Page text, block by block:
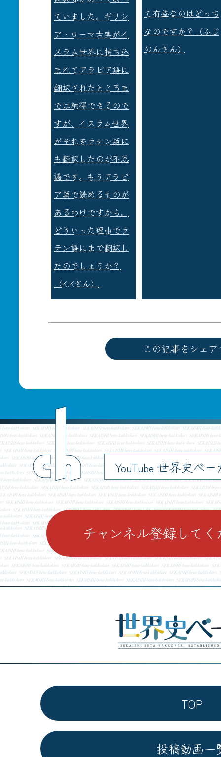
ていました。ギリシ
ア・ローマ古典がイ
スラム世界に持ち込
まれてアラビア語に
翻訳されたところま
では納得できるので
すが、イスラム世界
がそれをラテン語に
も翻訳したのが不思
議です。もうアラビ
ア語で読めるものが
あるわけですから。
どういった理由でラ
テン語にまで翻訳し
たのでしょうか？
（K.Kさん）
て有益なのはどっち
なのですか？（ふじ
のんさん）
この記事をシェア
YouTube 世界史べ
ch
チャンネル登録して
TOP
投稿動画一